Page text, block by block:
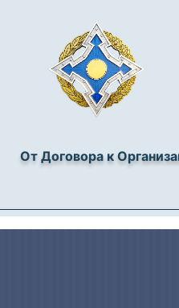
От Договора к